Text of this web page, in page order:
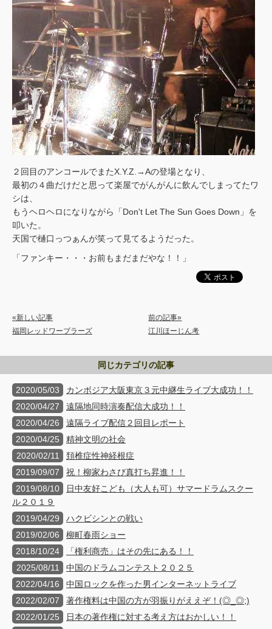
２回目のアンコールでまたX.Y.Z.→Aの登場となり、
最初の４曲だけだと思って楽屋でがんがんに飲んでしまってたワ
シは、
もうヘロヘロになりながら「Don't Let The Sun Goes Down」を
叩いた。
天国で樋口っつぁんが笑って見てるようだった。
「ファンキー・・・お前もまだまだやな！！」
«新しい記事
福岡レッドワーブラーズ
前の記事»
江川ほーじん考
同じカテゴリの記事
2020/05/03
カンボジア大阪東京３元中継生ライブ大成功！！
2020/04/27
遠隔地同時演奏配信大成功！！
2020/04/26
遠隔ライブ配信２回目レポート
2020/04/25
精神文明の社会
2020/02/11
頚椎症性神経根症
2019/09/07
祝！柳家わさび真打ち昇進！！
2019/08/10
日中友好こども（大人も可）サマードラムスクー
ル２０１９
2019/04/29
ハクビシンとの戦い
2019/02/06
柳町春雨ショー
2018/10/24
「権利商売」はその先にある！！
2025/08/11
中国のドラムコンテスト２０２５
2022/04/16
中国ロックを作った男インターネットライブ
2022/02/07
著作権料は中国の方が羽振りがええぞ！(◎_◎;)
2022/01/25
日本の著作権に対する考え方はおかしい！！